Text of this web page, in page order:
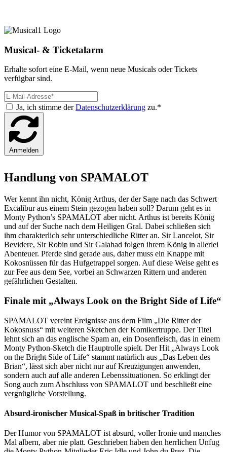
Musical- & Ticketalarm
Erhalte sofort eine E-Mail, wenn neue Musicals oder Tickets
verfügbar sind.
Ja, ich stimme derDatenschutzerklärung zu.*
Anmelden
Handlung von SPAMALOT
Wer kennt ihn nicht, König Arthus, der der Sage nach das Schwert
Excalibur aus einem Stein gezogen haben soll? Darum geht es in
Monty Python’s SPAMALOT aber nicht. Arthus ist bereits König
und auf der Suche nach dem Heiligen Gral. Dabei schließen sich
ihm charakterlich sehr unterschiedliche Ritter an. Sir Lancelot, Sir
Bevidere, Sir Robin und Sir Galahad folgen ihrem König in allerlei
Abenteuer. Pferde sind gerade aus, daher muss ein Knappe mit
Kokosnüssen für das Hufgetrappel sorgen. Auf diese Weise geht es
zur Fee aus dem See, vorbei an Schwarzen Rittern und anderen
gefährlichen Gestalten.
Finale mit „Always Look on the Bright Side of Life“
SPAMALOT vereint Ereignisse aus dem Film „Die Ritter der
Kokosnuss“ mit weiteren Sketchen der Komikertruppe. Der Titel
lehnt sich an das englische Spam an, ein Dosenfleisch, das in einem
Monty Python-Sketch die Hauptrolle spielt. Der Hit „Always Look
on the Bright Side of Life“ stammt natürlich aus „Das Leben des
Brian“, lässt sich aber nicht nur auf Kreuzigungen anwenden,
sondern auch auf alle anderen Lebenssituationen. So erklingt der
Song auch zum Abschluss von SPAMALOT und beschließt eine
vergnügliche Vorstellung.
Absurd-ironischer Musical-Spaß in britischer Tradition
Der Humor von SPAMALOT ist absurd, voller Ironie und manches
Mal albern, aber nie platt. Geschrieben haben den herrlichen Unfug